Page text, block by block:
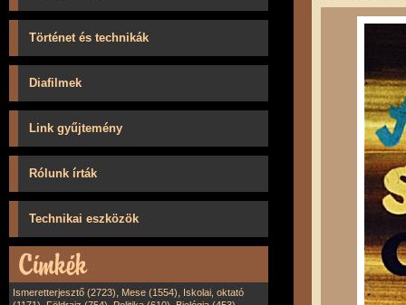
Történet és technikák
Diafilmek
Link gyűjtemény
Rólunk írták
Technikai eszközök
Ismeretterjesztő (2723), Mese (1554), Iskolai, oktató